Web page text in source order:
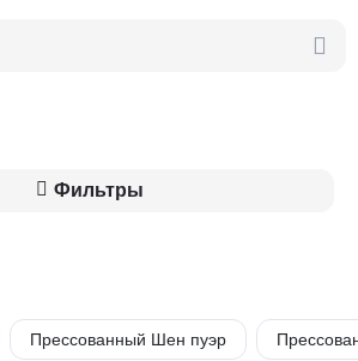
Фильтры
Прессованный Шен пуэр